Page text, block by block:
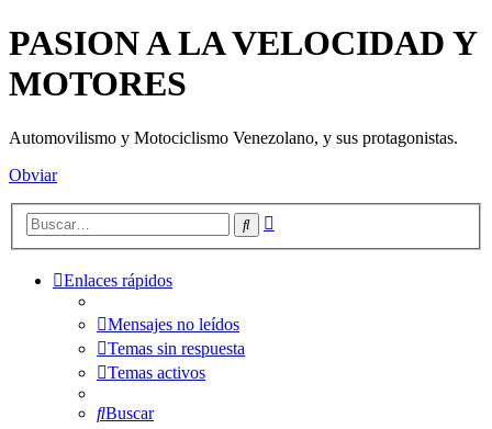
PASION A LA VELOCIDAD Y
MOTORES
Automovilismo y Motociclismo Venezolano, y sus protagonistas.
Obviar
Buscar
Enlaces rápidos
Mensajes no leídos
Temas sin respuesta
Temas activos
Buscar